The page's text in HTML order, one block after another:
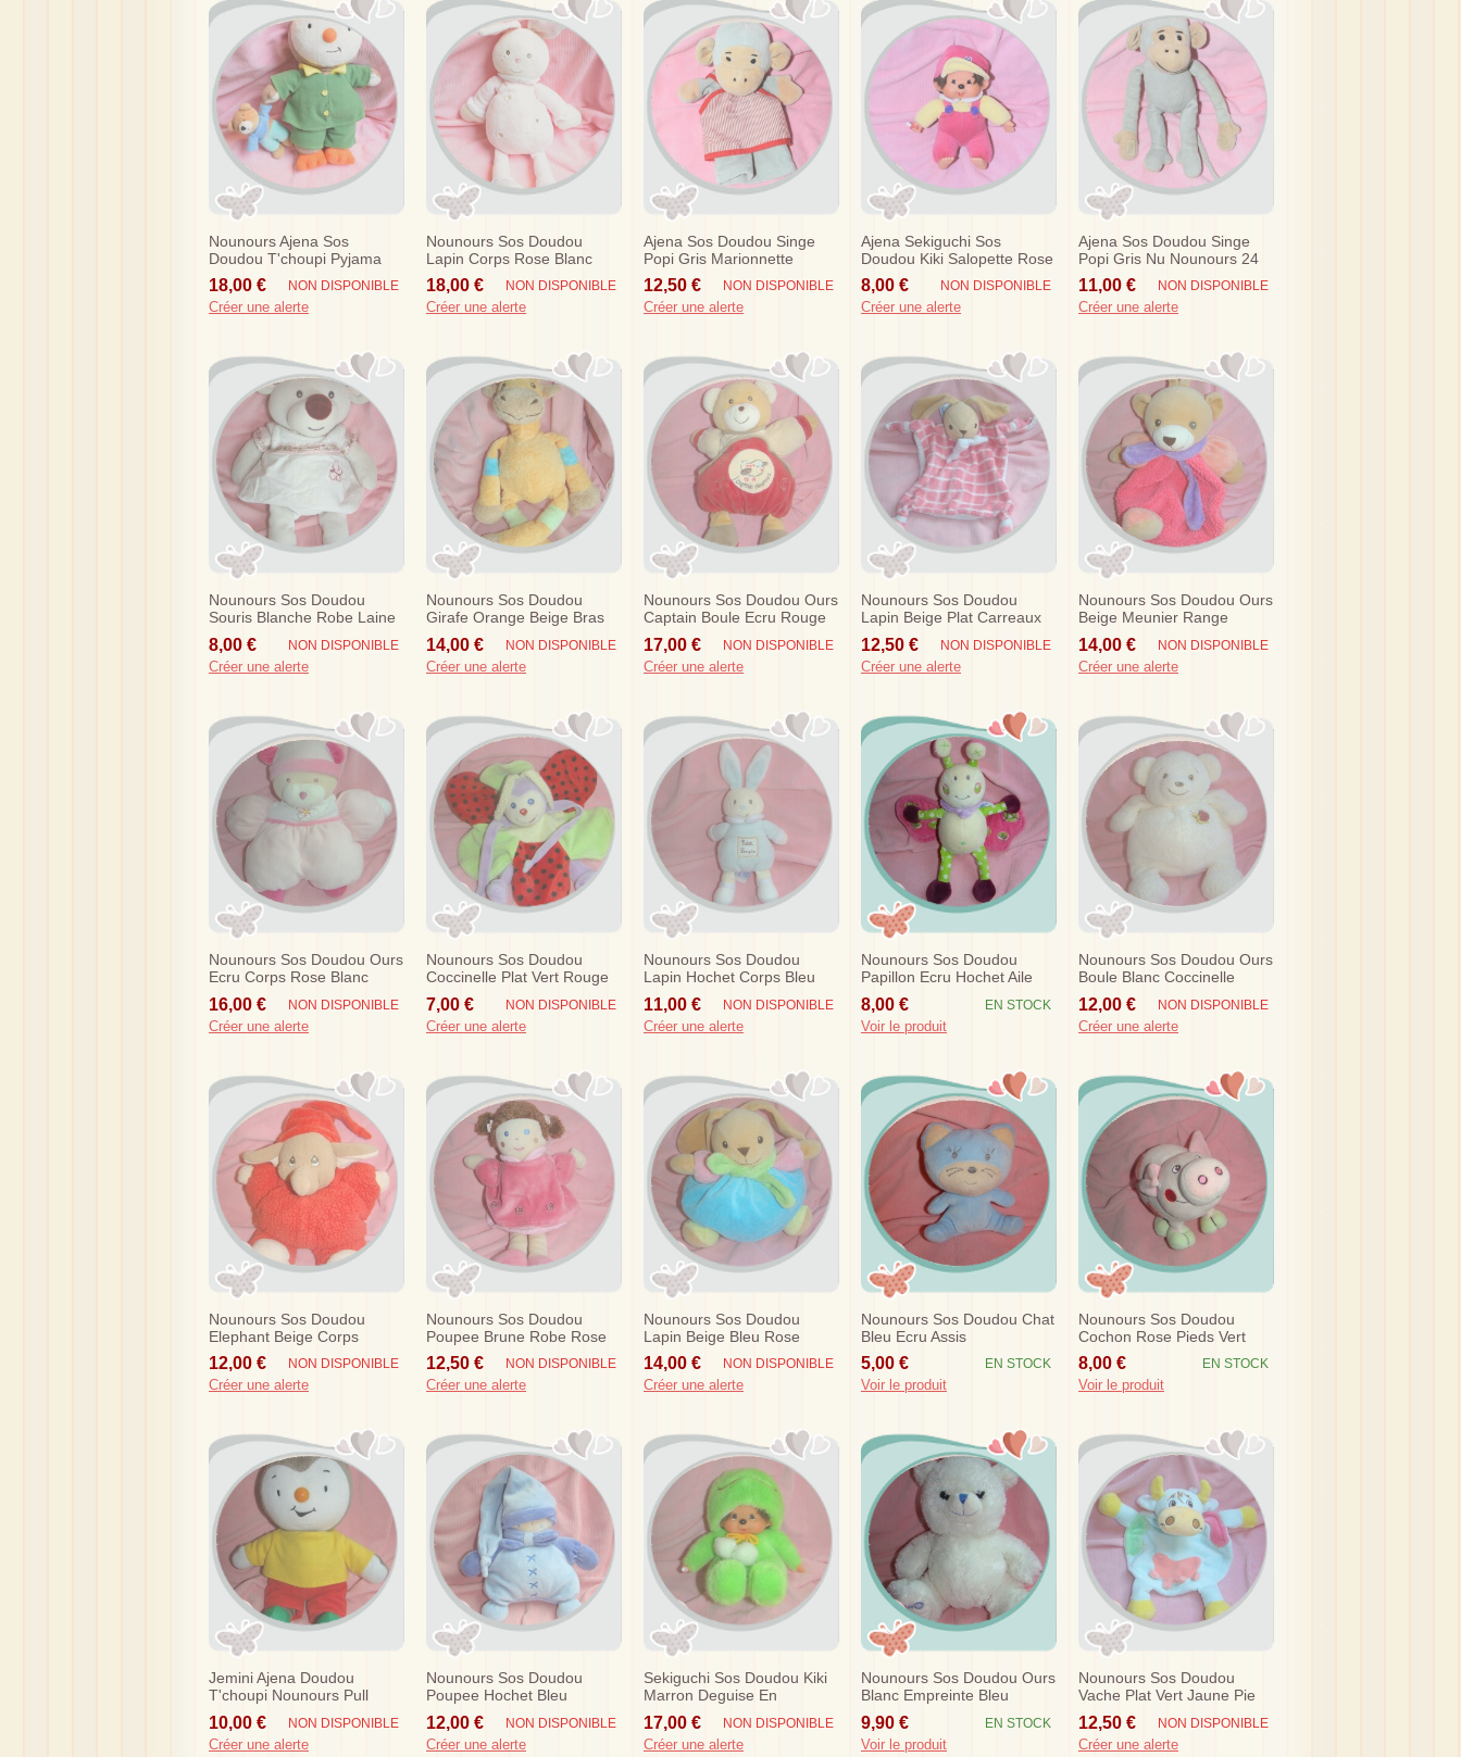
Nounours Ajena Sos
Doudou T'choupi Pyjama
Vert Musical
18,00 € NON DISPONIBLE
Créer une alerte
Nounours Sos Doudou
Lapin Corps Rose Blanc
Coeur
18,00 € NON DISPONIBLE
Créer une alerte
Ajena Sos Doudou Singe
Popi Gris Marionnette
12,50 € NON DISPONIBLE
Créer une alerte
Ajena Sekiguchi Sos
Doudou Kiki Salopette Rose
Casquette Haut Jaune
8,00 € NON DISPONIBLE
Créer une alerte
Ajena Sos Doudou Singe
Popi Gris Nu Nounours 24
Cm
11,00 € NON DISPONIBLE
Créer une alerte
Nounours Sos Doudou
Souris Blanche Robe Laine
Tissu Papillon Fleurs
8,00 € NON DISPONIBLE
Créer une alerte
Nounours Sos Doudou
Girafe Orange Beige Bras
Bleu Vert
14,00 € NON DISPONIBLE
Créer une alerte
Nounours Sos Doudou Ours
Captain Boule Ecru Rouge
Taupe Avion
17,00 € NON DISPONIBLE
Créer une alerte
Nounours Sos Doudou
Lapin Beige Plat Carreaux
Rose Blanc
12,50 € NON DISPONIBLE
Créer une alerte
Nounours Sos Doudou Ours
Beige Meunier Range
Pyjama Rose Echarpe Violet
14,00 € NON DISPONIBLE
Créer une alerte
Nounours Sos Doudou Ours
Ecru Corps Rose Blanc
Fleur
16,00 € NON DISPONIBLE
Créer une alerte
Nounours Sos Doudou
Coccinelle Plat Vert Rouge
Violet
7,00 € NON DISPONIBLE
Créer une alerte
Nounours Sos Doudou
Lapin Hochet Corps Bleu
Blanc
11,00 € NON DISPONIBLE
Créer une alerte
Nounours Sos Doudou
Papillon Ecru Hochet Aile
Rose Vert Fleur
8,00 € EN STOCK
Voir le produit
Nounours Sos Doudou Ours
Boule Blanc Coccinelle
12,00 € NON DISPONIBLE
Créer une alerte
Nounours Sos Doudou
Elephant Beige Corps
Rouge
12,00 € NON DISPONIBLE
Créer une alerte
Nounours Sos Doudou
Poupee Brune Robe Rose
Fleurs
12,50 € NON DISPONIBLE
Créer une alerte
Nounours Sos Doudou
Lapin Beige Bleu Rose
Echarpe Meunier
14,00 € NON DISPONIBLE
Créer une alerte
Nounours Sos Doudou Chat
Bleu Ecru Assis
5,00 € EN STOCK
Voir le produit
Nounours Sos Doudou
Cochon Rose Pieds Vert
Musical
8,00 € EN STOCK
Voir le produit
Jemini Ajena Doudou
T'choupi Nounours Pull
Jaune Ab Pantalon Rouge
30 Cm
10,00 € NON DISPONIBLE
Créer une alerte
Nounours Sos Doudou
Poupee Hochet Bleu
12,00 € NON DISPONIBLE
Créer une alerte
Sekiguchi Sos Doudou Kiki
Marron Deguise En
Grenouille Verte
17,00 € NON DISPONIBLE
Créer une alerte
Nounours Sos Doudou Ours
Blanc Empreinte Bleu
9,90 € EN STOCK
Voir le produit
Nounours Sos Doudou
Vache Plat Vert Jaune Pie
Rose
12,50 € NON DISPONIBLE
Créer une alerte